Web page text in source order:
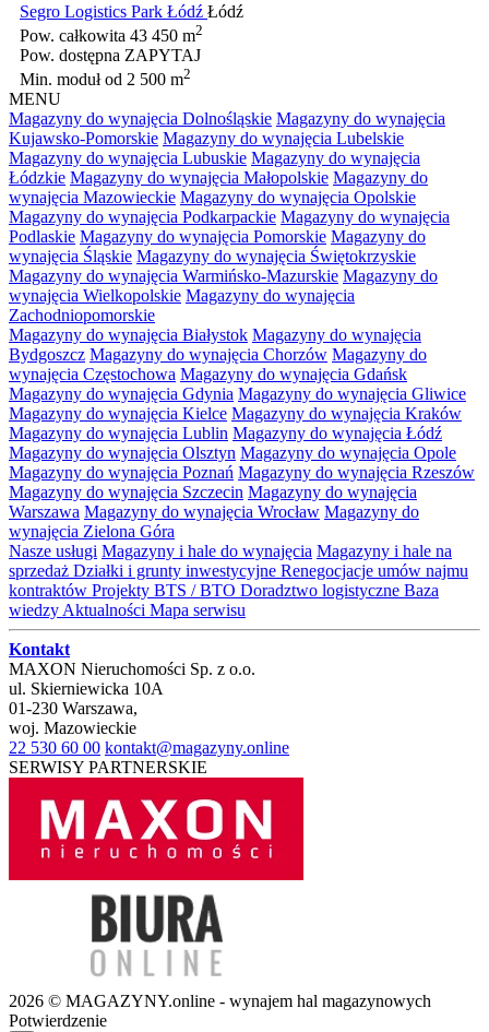
Segro Logistics Park Łódź Łódź
Pow. całkowita 43 450 m2
Pow. dostępna ZAPYTAJ
Min. modułod 2 500 m2
MENU
Magazyny do wynajęcia Dolnośląskie Magazyny do wynajęcia
Kujawsko-Pomorskie Magazyny do wynajęcia Lubelskie
Magazyny do wynajęcia Lubuskie Magazyny do wynajęcia
Łódzkie Magazyny do wynajęcia Małopolskie Magazyny do
wynajęcia Mazowieckie Magazyny do wynajęcia Opolskie
Magazyny do wynajęcia Podkarpackie Magazyny do wynajęcia
Podlaskie Magazyny do wynajęcia Pomorskie Magazyny do
wynajęcia Śląskie Magazyny do wynajęcia Świętokrzyskie
Magazyny do wynajęcia Warmińsko-Mazurskie Magazyny do
wynajęcia Wielkopolskie Magazyny do wynajęcia
Zachodniopomorskie
Magazyny do wynajęcia Białystok Magazyny do wynajęcia
Bydgoszcz Magazyny do wynajęcia Chorzów Magazyny do
wynajęcia Częstochowa Magazyny do wynajęcia Gdańsk
Magazyny do wynajęcia Gdynia Magazyny do wynajęcia Gliwice
Magazyny do wynajęcia Kielce Magazyny do wynajęcia Kraków
Magazyny do wynajęcia Lublin Magazyny do wynajęcia Łódź
Magazyny do wynajęcia Olsztyn Magazyny do wynajęcia Opole
Magazyny do wynajęcia Poznań Magazyny do wynajęcia Rzeszów
Magazyny do wynajęcia Szczecin Magazyny do wynajęcia
Warszawa Magazyny do wynajęcia Wrocław Magazyny do
wynajęcia Zielona Góra
Nasze usługi Magazyny i hale do wynajęcia Magazyny i hale na
sprzedaż Działki i grunty inwestycyjne Renegocjacje umów najmu
kontraktów Projekty BTS / BTO Doradztwo logistyczne Baza
wiedzy Aktualności Mapa serwisu
Kontakt
MAXON Nieruchomości Sp. z o.o.
ul. Skierniewicka 10A
01-230 Warszawa,
woj. Mazowieckie
22 530 60 00 kontakt@magazyny.online
SERWISY PARTNERSKIE
2026 © MAGAZYNY.online - wynajem hal magazynowych
Potwierdzenie